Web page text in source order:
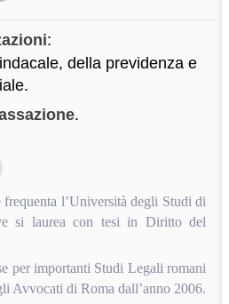
:
della previdenza e
.
l’Università degli Studi di
si laurea con tesi in Diritto del
per importanti Studi Legali romani
Avvocati di Roma dall’anno 2006.